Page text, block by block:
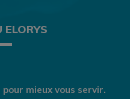
ELORYS
mieux vous servir.